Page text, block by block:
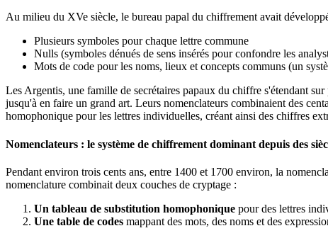
Au milieu du XVe siècle, le bureau papal du chiffrement avait
Plusieurs symboles pour chaque lettre commune
Nulls (symboles dénués de sens insérés pour confondre les
Mots de code pour les noms, lieux et concepts communs (un
Les Argentis, une famille de secrétaires papaux du chiffre s'étendant
jusqu'à en faire un grand art. Leurs nomenclateurs combinaient des
homophonique pour les lettres individuelles, créant ainsi des chiffres
Nomenclateurs : le système de chiffrement dominant depuis des
Pendant environ trois cents ans, entre 1400 et 1700 environ, la
nomenclature combinait deux couches de cryptage :
Un tableau de substitution homophonique pour des lettres
Une table de codes mappant des mots, des noms et des